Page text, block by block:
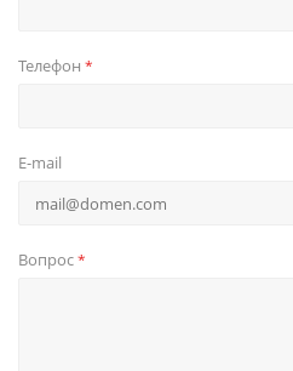
Телефон *
E-mail
Вопрос*